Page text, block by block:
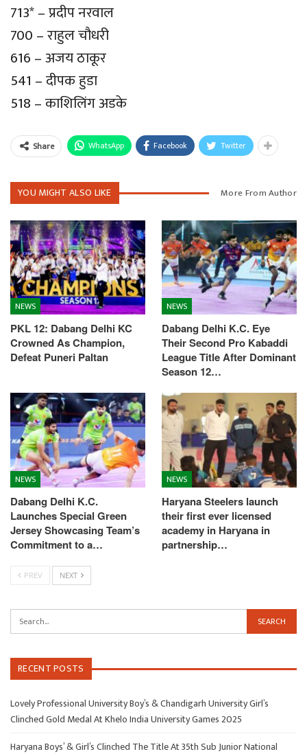
713* – प्रदीप नरवाल
700 – राहुल चौधरी
616 – अजय ठाकूर
541 – दीपक हुडा
518 – काशिलिंग अडके
Share WhatsApp Facebook Twitter
YOU MIGHT ALSO LIKE More From Author
NEWS
PKL 12: Dabang Delhi KC
Crowned As Champion,
Defeat Puneri Paltan
NEWS
Dabang Delhi K.C. Eye
Their Second Pro Kabaddi
League Title After Dominant
Season 12…
NEWS
Dabang Delhi K.C.
Launches Special Green
Jersey Showcasing Team’s
Commitment to a…
NEWS
Haryana Steelers launch
their first ever licensed
academy in Haryana in
partnership…
PREV NEXT
RECENT POSTS
Lovely Professional University Boy’s & Chandigarh University Girl’s
Clinched Gold Medal At Khelo India University Games 2025
Haryana Boys’ & Girl’s Clinched The Title At 35th Sub Junior National